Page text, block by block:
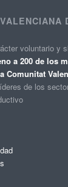
voluntario y
a 200 de los
Comunitat
de los